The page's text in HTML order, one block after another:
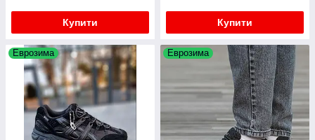
Купити Купити
Еврозима Еврозима